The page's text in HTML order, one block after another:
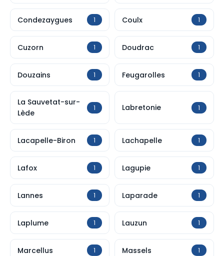
Condezaygues 1 Coulx 1
Cuzorn 1 Doudrac 1
Douzains 1 Feugarolles 1
La Sauvetat-sur-
Lède
1 Labretonie 1
Lacapelle-Biron 1 Lachapelle 1
Lafox 1 Lagupie 1
Lannes 1 Laparade 1
Laplume 1 Lauzun 1
Marcellus 1 Massels 1